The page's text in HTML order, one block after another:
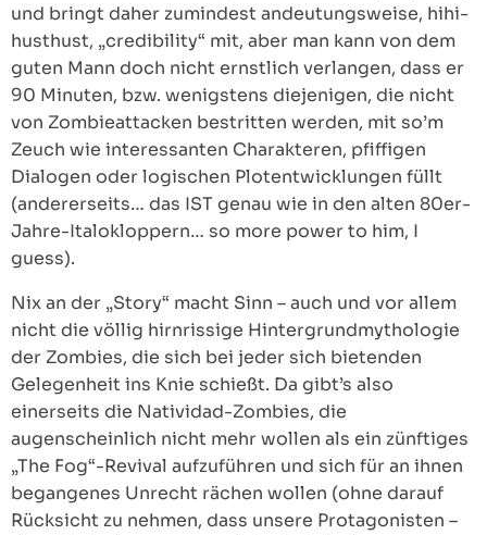
und bringt daher zumindest andeutungsweise, hihi-
husthust, „credibility“ mit, aber man kann von dem
guten Mann doch nicht ernstlich verlangen, dass er
90 Minuten, bzw. wenigstens diejenigen, die nicht
von Zombieattacken bestritten werden, mit so’m
Zeuch wie interessanten Charakteren, pfiffigen
Dialogen oder logischen Plotentwicklungen füllt
(andererseits… das IST genau wie in den alten 80er-
Jahre-Italokloppern… so more power to him, I
guess).
Nix an der „Story“ macht Sinn – auch und vor allem
nicht die völlig hirnrissige Hintergrundmythologie
der Zombies, die sich bei jeder sich bietenden
Gelegenheit ins Knie schießt. Da gibt’s also
einerseits die Natividad-Zombies, die
augenscheinlich nicht mehr wollen als ein zünftiges
„The Fog“-Revival aufzuführen und sich für an ihnen
begangenes Unrecht rächen wollen (ohne darauf
Rücksicht zu nehmen, dass unsere Protagonisten –